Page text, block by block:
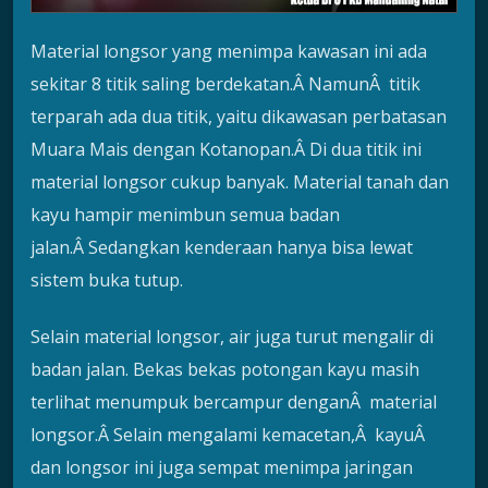
Material longsor yang menimpa kawasan ini ada
sekitar 8 titik saling berdekatan.Â NamunÂ titik
terparah ada dua titik, yaitu dikawasan perbatasan
Muara Mais dengan Kotanopan.Â Di dua titik ini
material longsor cukup banyak. Material tanah dan
kayu hampir menimbun semua badan
jalan.Â Sedangkan kenderaan hanya bisa lewat
sistem buka tutup.
Selain material longsor, air juga turut mengalir di
badan jalan. Bekas bekas potongan kayu masih
terlihat menumpuk bercampur denganÂ material
longsor.Â Selain mengalami kemacetan,Â kayuÂ
dan longsor ini juga sempat menimpa jaringan